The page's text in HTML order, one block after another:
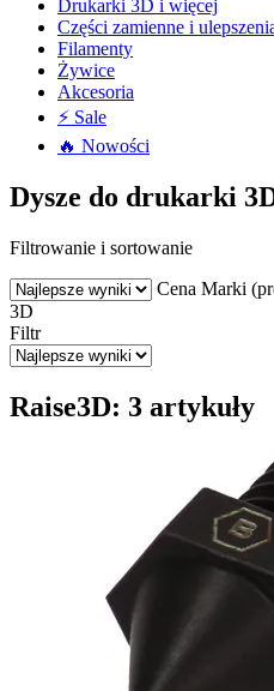
Drukarki 3D i więcej
Części zamienne i
Filamenty
Żywice
Akcesoria
⚡ Sale
🔥 Nowości
Dysze do drukarki
Filtrowanie i sortowanie
Cena Marki
3D
Filtr
Raise3D: 3 artykuły